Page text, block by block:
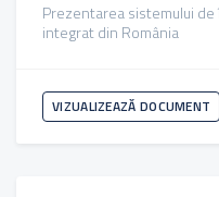
Prezentarea sistemului
integrat din România
VIZUALIZEAZĂ DOCUMENT